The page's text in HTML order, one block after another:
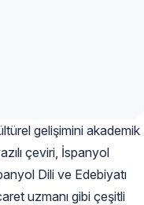
gelişimini akademik
çeviri, İspanyol
Dili ve Edebiyatı
uzmanı gibi çeşitli